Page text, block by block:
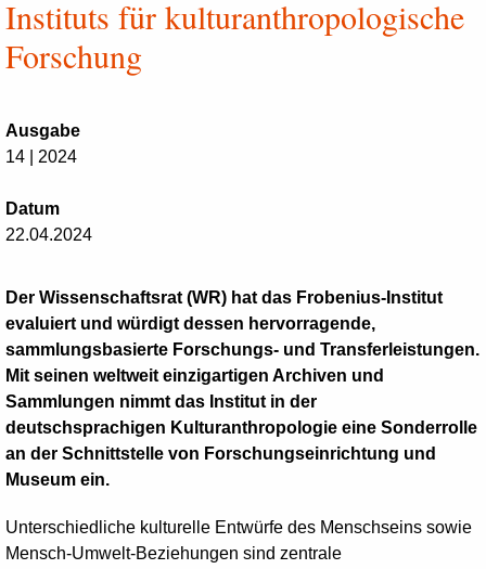
Instituts für kulturanthropologische
Forschung
Ausgabe
14 | 2024
Datum
22.04.2024
Der Wissenschaftsrat (WR) hat das Frobenius-Institut
evaluiert und würdigt dessen hervorragende,
sammlungsbasierte Forschungs- und Transferleistungen.
Mit seinen weltweit einzigartigen Archiven und
Sammlungen nimmt das Institut in der
deutschsprachigen Kulturanthropologie eine Sonderrolle
an der Schnittstelle von Forschungseinrichtung und
Museum ein.
Unterschiedliche kulturelle Entwürfe des Menschseins sowie
Mensch-Umwelt-Beziehungen sind zentrale